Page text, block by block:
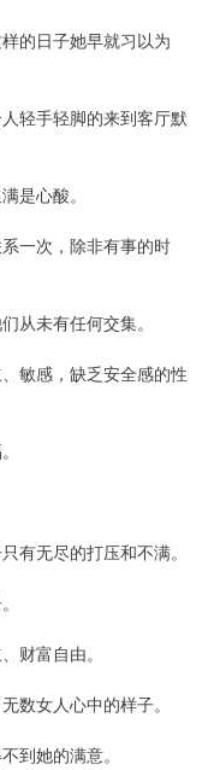
的日子她早就习以为
轻手轻脚的来到客厅默
是心酸。
一次，除非有事的时
从未有任何交集。
敏感，缺乏安全感的性
有无尽的打压和不满。
财富自由。
数女人心中的样子。
到她的满意。